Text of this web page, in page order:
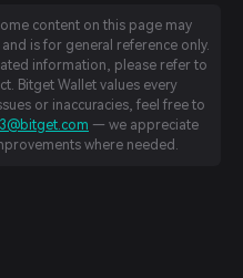
content on this page may
is for general reference only.
information, please refer to
Bitget Wallet values every
or inaccuracies, feel free to
— we appreciate
where needed.